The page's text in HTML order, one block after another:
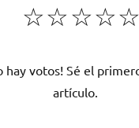
☆
☆
☆
☆
☆
hay votos! Sé el
artículo.